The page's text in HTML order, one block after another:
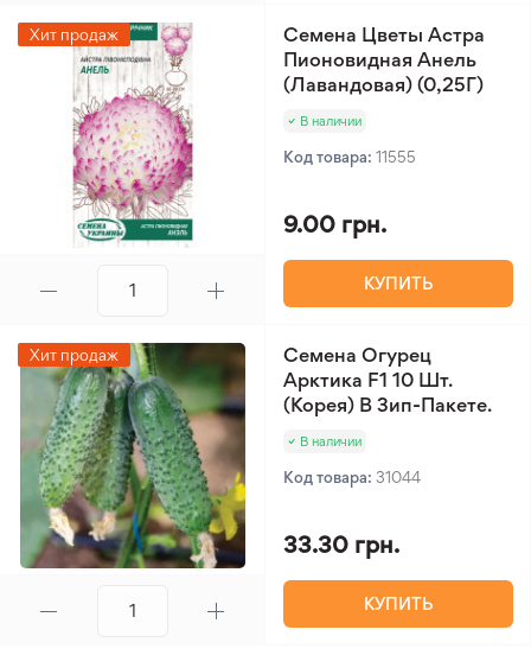
Хит продаж
Семена Цветы Астра
Пионовидная Анель
(Лавандовая) (0,25Г)
В наличии
Код товара: 11555
9.00 грн.
КУПИТЬ
Хит продаж
Семена Огурец
Арктика F1 10 Шт.
(Корея) В Зип-Пакете.
В наличии
Код товара: 31044
33.30 грн.
КУПИТЬ